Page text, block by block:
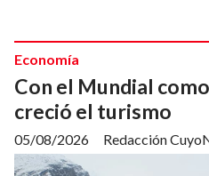
Con el Mundial
creció el turismo
Redacción
Economía
05/08/2026